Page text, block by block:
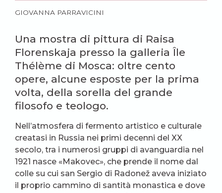
GIOVANNA PARRAVICINI
Una mostra di pittura di Raisa
Florenskaja presso la galleria Île
Thélème di Mosca: oltre cento
opere, alcune esposte per la prima
volta, della sorella del grande
filosofo e teologo.
Nell’atmosfera di fermento artistico e culturale
creatasi in Russia nei primi decenni del XX
secolo, tra i numerosi gruppi di avanguardia nel
1921 nasce «Makovec», che prende il nome dal
colle su cui san Sergio di Radonež aveva iniziato
il proprio cammino di santità monastica e dove